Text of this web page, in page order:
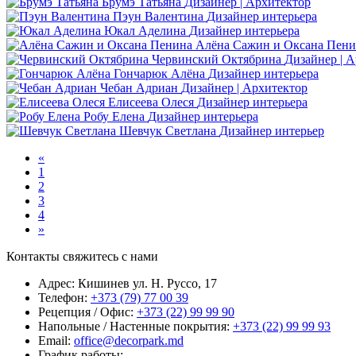
Пэун Валентина Дизайнер интерьера
Юкал Аделина Дизайнер интерьера
Алёна Сажин и Оксана
Червинский Октябрина Дизайнер |
Гончарюк Алёна Дизайнер интерьера
Чебан Адриан Дизайнер | Aрхитектор
Елисеева Олеся Дизайнер интерьера
Робу Елена Дизайнер интерьера
Шевчук Светлана Дизайнер интерьер
«
1
2
3
4
»
Контакты свяжитесь с нами
Адрес: Кишинев ул. Н. Руссо, 17
Телефон: +373 (79) 77 00 39
Рецепция / Офис: +373 (22) 99 99 90
Напольные / Настенные покрытия: +373 (22) 99 99 93
Email: office@decorpark.md